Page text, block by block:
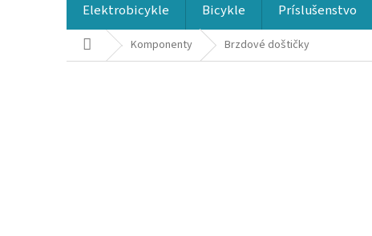
Elektrobicykle Bicykle Príslušenstvo
DomovKomponenty Brzdové doštičky